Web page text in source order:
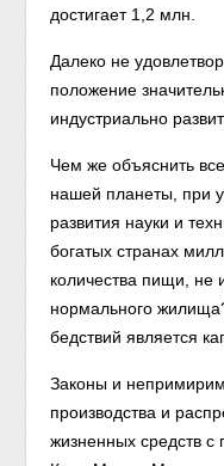
достигает 1,2 млн.
Далеко не
положение
индустриально
Чем же объяснить
нашей планеты, при
развития науки и
богатых странах
количества пищи,
нормального
бедствий является
Законы и
производства и
жизненных средств с